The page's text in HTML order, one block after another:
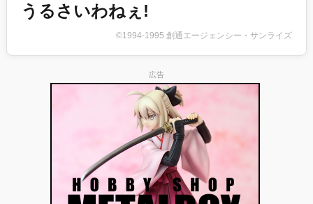
うるさいわねぇ!
©1994-1995 創通エージェンシー・サンライズ
広告